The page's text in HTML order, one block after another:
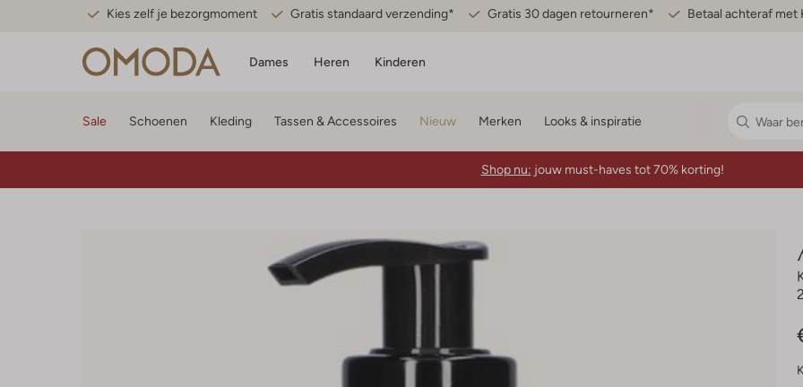
Kies zelf je bezorgmoment Gratis standaard verzending* Gratis 30 dagen retourneren* Betaal achteraf met
Dames Heren Kinderen
Sale Schoenen Kleding Tassen & Accessoires Nieuw Merken Looks & inspiratie
Shop nu: jouw must-haves tot 70% korting!